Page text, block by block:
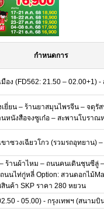
กำหนดการ
อง (FD562: 21.50 – 02.00+1)
เยี่ยน – ร้านยาสมุนไพรจีน – จตุรั
นังสือจงซูเก๋อ – สะพานโบราณ
าซวงเฉียวโกว (รวมรถอุทยาน) –
ร้านผ้าไหม – ถนนคนเดินชุนซี
ถนนไท่กู่หลี่ Option: สวนดอกไม้
นค้า SKP ราคา 280 หยวน
- 05.00) - กรุงเทพฯ (สนามบิ